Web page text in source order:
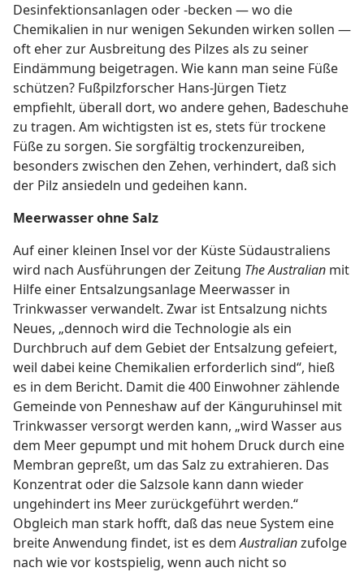
Desinfektionsanlagen oder -becken — wo die
Chemikalien in nur wenigen Sekunden wirken sollen —
oft eher zur Ausbreitung des Pilzes als zu seiner
Eindämmung beigetragen. Wie kann man seine Füße
schützen? Fußpilzforscher Hans-Jürgen Tietz
empfiehlt, überall dort, wo andere gehen, Badeschuhe
zu tragen. Am wichtigsten ist es, stets für trockene
Füße zu sorgen. Sie sorgfältig trockenzureiben,
besonders zwischen den Zehen, verhindert, daß sich
der Pilz ansiedeln und gedeihen kann.
Meerwasser ohne Salz
Auf einer kleinen Insel vor der Küste Südaustraliens
wird nach Ausführungen der Zeitung The Australian mit
Hilfe einer Entsalzungsanlage Meerwasser in
Trinkwasser verwandelt. Zwar ist Entsalzung nichts
Neues, „dennoch wird die Technologie als ein
Durchbruch auf dem Gebiet der Entsalzung gefeiert,
weil dabei keine Chemikalien erforderlich sind“, hieß
es in dem Bericht. Damit die 400 Einwohner zählende
Gemeinde von Penneshaw auf der Känguruhinsel mit
Trinkwasser versorgt werden kann, „wird Wasser aus
dem Meer gepumpt und mit hohem Druck durch eine
Membran gepreßt, um das Salz zu extrahieren. Das
Konzentrat oder die Salzsole kann dann wieder
ungehindert ins Meer zurückgeführt werden.“
Obgleich man stark hofft, daß das neue System eine
breite Anwendung findet, ist es demAustralianzufolge
nach wie vor kostspielig, wenn auch nicht so